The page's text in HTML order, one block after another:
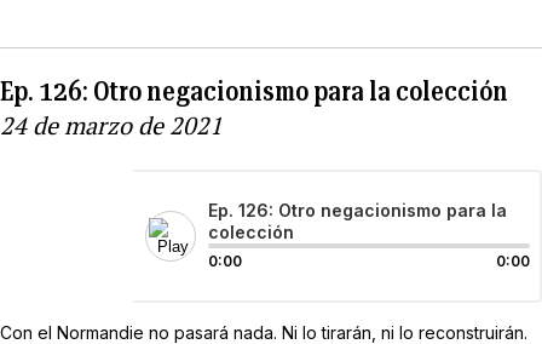
Ep. 126: Otro negacionismo para la colección
24 de marzo de 2021
Ep. 126: Otro negacionismo para la
colección
0:00 0:00
Con el Normandie no pasará nada. Ni lo tirarán, ni lo reconstruirán.